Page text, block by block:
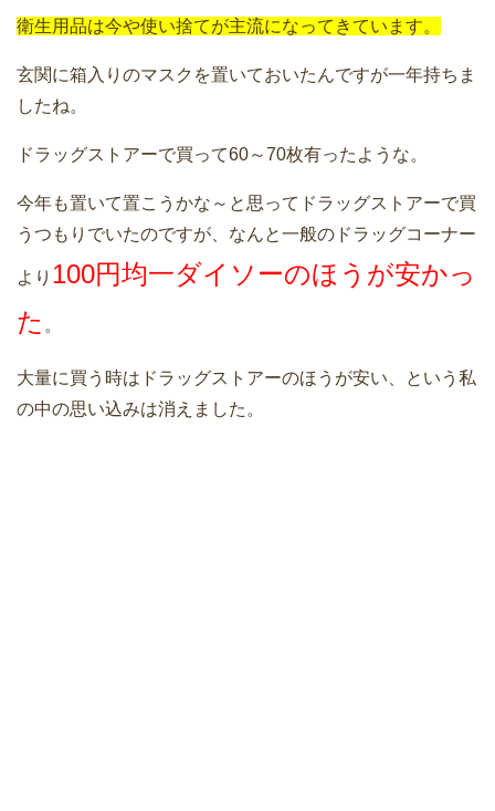
衛生用品は今や使い捨てが主流になってきています。
玄関に箱入りのマスクを置いておいたんですが一年持ちま
したね。
ドラッグストアーで買って60～70枚有ったような。
今年も置いて置こうかな～と思ってドラッグストアーで買
うつもりでいたのですが、なんと一般のドラッグコーナー
より 100円均一ダイソーのほうが安かっ
た 。
大量に買う時はドラッグストアーのほうが安い、という私
の中の思い込みは消えました。